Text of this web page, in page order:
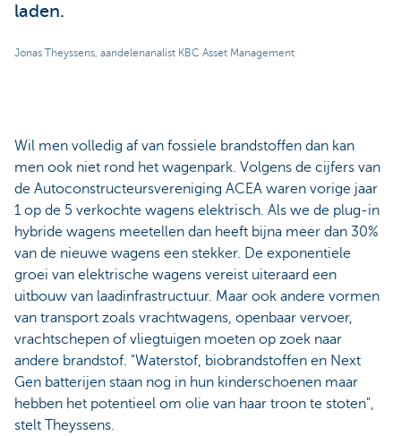
laden.
Jonas Theyssens, aandelenanalist KBC Asset Management
Wil men volledig af van fossiele brandstoffen dan kan
men ook niet rond het wagenpark. Volgens de cijfers van
de Autoconstructeursvereniging ACEA waren vorige jaar
1 op de 5 verkochte wagens elektrisch. Als we de plug-in
hybride wagens meetellen dan heeft bijna meer dan 30%
van de nieuwe wagens een stekker. De exponentiele
groei van elektrische wagens vereist uiteraard een
uitbouw van laadinfrastructuur. Maar ook andere vormen
van transport zoals vrachtwagens, openbaar vervoer,
vrachtschepen of vliegtuigen moeten op zoek naar
andere brandstof. "Waterstof, biobrandstoffen en Next
Gen batterijen staan nog in hun kinderschoenen maar
hebben het potentieel om olie van haar troon te stoten",
stelt Theyssens.